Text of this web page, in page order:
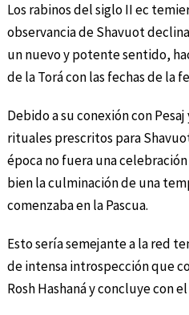
Los rabinos del siglo II ec
observancia de Shavuot
un nuevo y potente sentido,
de la Torá con las fechas de la
Debido a su conexión con
rituales prescritos para
época no fuera una
bien la culminación de una
comenzaba en la Pascua.
Esto sería semejante a la red
de intensa introspección que
Rosh Hashaná y concluye con